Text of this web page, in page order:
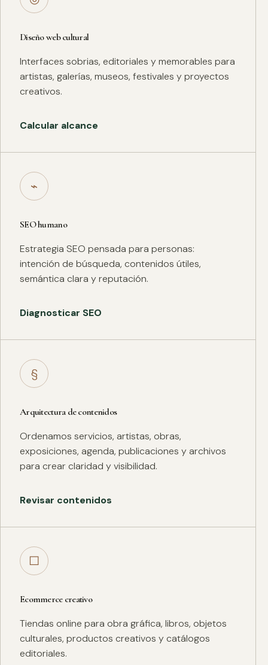
Diseño web cultural
Interfaces sobrias, editoriales y memorables para
artistas, galerías, museos, festivales y proyectos
creativos.
Calcular alcance
⌁
SEO humano
Estrategia SEO pensada para personas:
intención de búsqueda, contenidos útiles,
semántica clara y reputación.
Diagnosticar SEO
§
Arquitectura de contenidos
Ordenamos servicios, artistas, obras,
exposiciones, agenda, publicaciones y archivos
para crear claridad y visibilidad.
Revisar contenidos
□
Ecommerce creativo
Tiendas online para obra gráfica, libros, objetos
culturales, productos creativos y catálogos
editoriales.